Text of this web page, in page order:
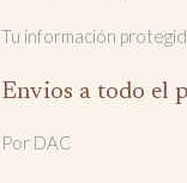
Tu información
Envios a todo el
Por DAC